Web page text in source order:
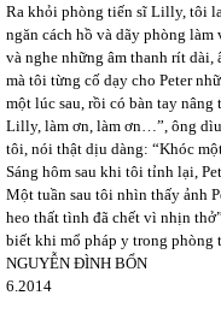
Ra khỏi phòng tiến sĩ Lilly, tôi
ngăn cách hồ và dãy phòng làm
và nghe những âm thanh rít dài,
mà tôi từng cố dạy cho Peter
một lúc sau, rồi có bàn tay
Lilly, làm ơn, làm ơn…”, ông
tôi, nói thật dịu dàng: “Khóc
Sáng hôm sau khi tôi tỉnh lại,
Một tuần sau tôi nhìn thấy ảnh
heo thất tình đã chết vì nhịn
biết khi mổ pháp y trong phòng
NGUYỄN ĐÌNH BỔN
6.2014